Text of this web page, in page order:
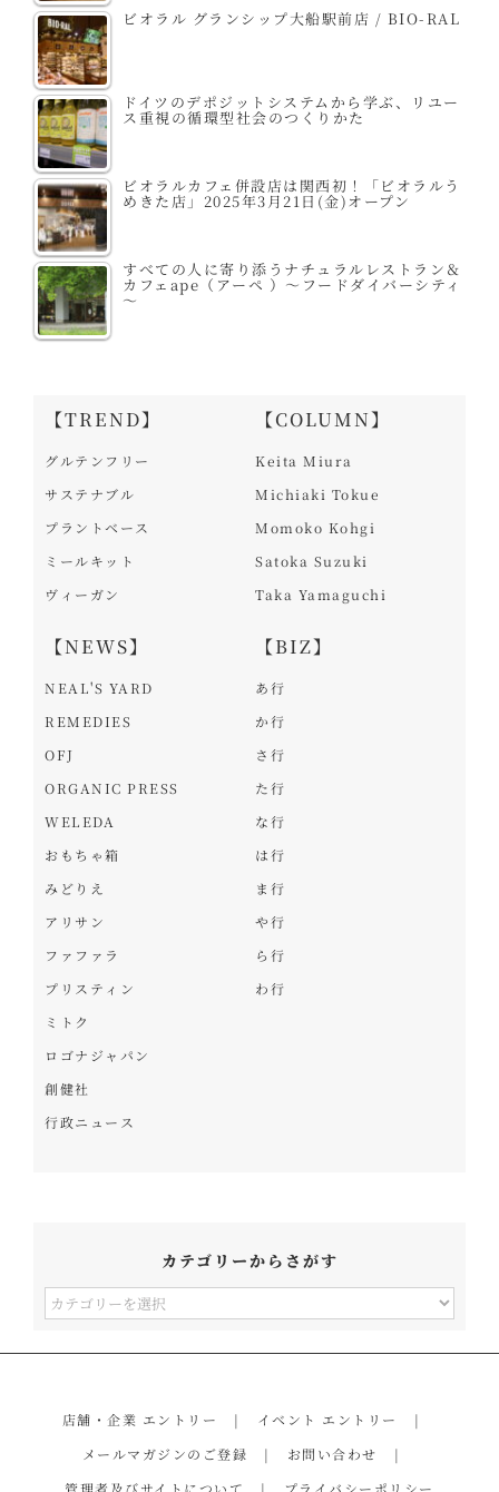
ビオラル グランシップ大船駅前店 / BIO-RAL
ドイツのデポジットシステムから学ぶ、リユー
ス重視の循環型社会のつくりかた
ビオラルカフェ併設店は関西初！「ビオラルう
めきた店」2025年3月21日(金)オープン
すべての人に寄り添うナチュラルレストラン＆
カフェape（アーペ ）～フードダイバーシティ
～
【TREND】
グルテンフリー
サステナブル
プラントベース
ミールキット
ヴィーガン
【NEWS】
NEAL'S YARD
REMEDIES
OFJ
ORGANIC PRESS
WELEDA
おもちゃ箱
みどりえ
アリサン
ファファラ
プリスティン
ミトク
ロゴナジャパン
創健社
行政ニュース
【COLUMN】
Keita Miura
Michiaki Tokue
Momoko Kohgi
Satoka Suzuki
Taka Yamaguchi
【BIZ】
あ行
か行
さ行
た行
な行
は行
ま行
や行
ら行
わ行
カテゴリーからさがす
カ
店舗・企業 エントリー
イベント エントリー
メールマガジンのご登録
お問い合わせ
管理者及びサイトについて
プライバシーポリシー